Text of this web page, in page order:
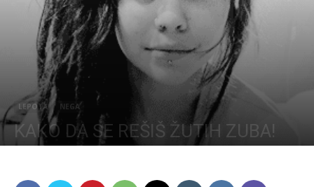
LEPOTA NEGA
KAKO DA SE REŠIŠ ŽUTIH ZUBA!